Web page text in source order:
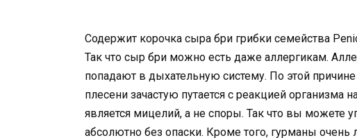
Содержит корочка сыра бри грибки семейства
Так что сыр бри можно есть даже аллергикам.
попадают в дыхательную систему. По этой причине
плесени зачастую путается с реакцией
является мицелий, а не споры. Так что вы можете
абсолютно без опаски. Кроме того, гурманы